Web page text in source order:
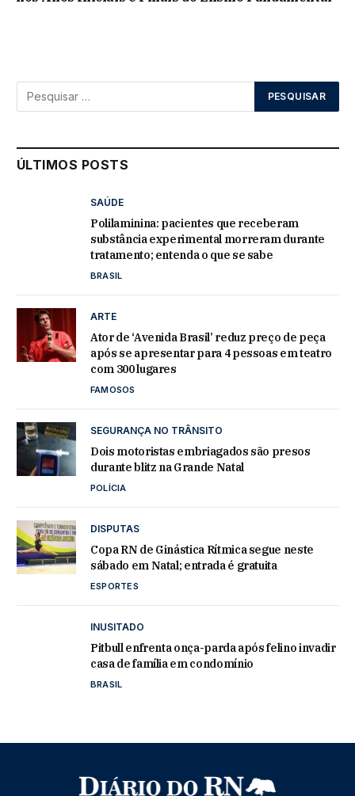
ÚLTIMOS POSTS
SAÚDE
Polilaminina: pacientes que receberam
substância experimental morreram durante
tratamento; entenda o que se sabe
BRASIL
ARTE
Ator de ‘Avenida Brasil’ reduz preço de peça
após se apresentar para 4 pessoas em teatro
com 300 lugares
FAMOSOS
SEGURANÇA NO TRÂNSITO
Dois motoristas embriagados são presos
durante blitz na Grande Natal
POLÍCIA
DISPUTAS
Copa RN de Ginástica Rítmica segue neste
sábado em Natal; entrada é gratuita
ESPORTES
INUSITADO
Pitbull enfrenta onça-parda após felino invadir
casa de família em condomínio
BRASIL